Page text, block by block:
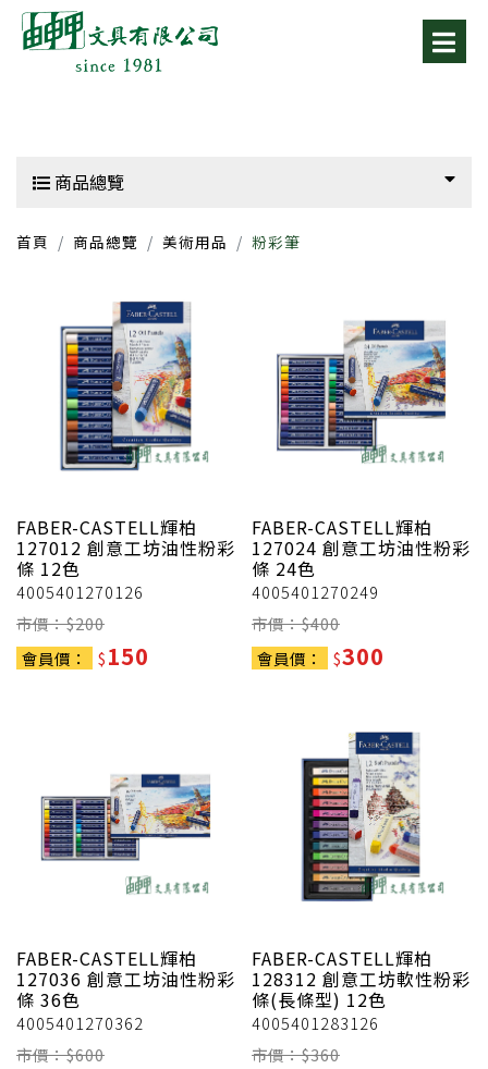
商品總覽
首頁 商品總覽 美術用品 粉彩筆
FABER-CASTELL輝柏
127012 創意工坊油性粉彩
條 12色
4005401270126
市價：$200
會員價：
$150
FABER-CASTELL輝柏
127024 創意工坊油性粉彩
條 24色
4005401270249
市價：$400
會員價：
$300
FABER-CASTELL輝柏
127036 創意工坊油性粉彩
條 36色
4005401270362
市價：$600
FABER-CASTELL輝柏
128312 創意工坊軟性粉彩
條(長條型) 12色
4005401283126
市價：$360